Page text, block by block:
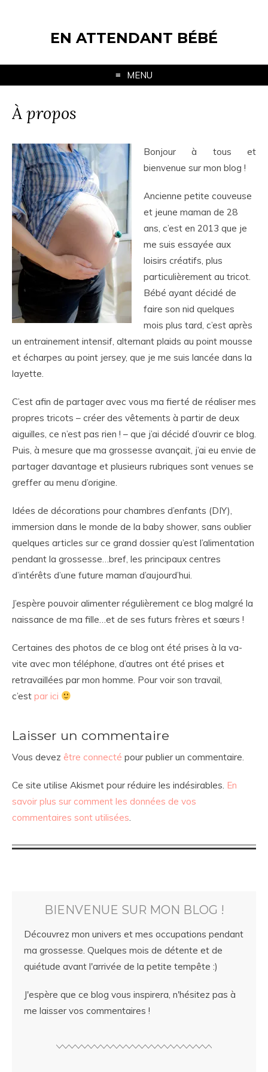
EN ATTENDANT BÉBÉ
MENU
À propos
Bonjour à tous et
bienvenue sur mon blog !
Ancienne petite couveuse
et jeune maman de 28
ans, c’est en 2013 que je
me suis essayée aux
loisirs créatifs, plus
particulièrement au tricot.
Bébé ayant décidé de
faire son nid quelques
mois plus tard, c’est après
un entrainement intensif, alternant plaids au point mousse
et écharpes au point jersey, que je me suis lancée dans la
layette.
C’est afin de partager avec vous ma fierté de réaliser mes
propres tricots – créer des vêtements à partir de deux
aiguilles, ce n’est pas rien ! – que j’ai décidé d’ouvrir ce blog.
Puis, à mesure que ma grossesse avançait, j’ai eu envie de
partager davantage et plusieurs rubriques sont venues se
greffer au menu d’origine.
Idées de décorations pour chambres d’enfants (DIY),
immersion dans le monde de la baby shower, sans oublier
quelques articles sur ce grand dossier qu’est l’alimentation
pendant la grossesse…bref, les principaux centres
d’intérêts d’une future maman d’aujourd’hui.
J’espère pouvoir alimenter régulièrement ce blog malgré la
naissance de ma fille…et de ses futurs frères et sœurs !
Certaines des photos de ce blog ont été prises à la va-
vite avec mon téléphone, d’autres ont été prises et
retravaillées par mon homme. Pour voir son travail,
c’est par ici
Laisser un commentaire
Vous devez être connecté pour publier un commentaire.
Ce site utilise Akismet pour réduire les indésirables. En
savoir plus sur comment les données de vos
commentaires sont utilisées.
BIENVENUE SUR MON BLOG !
Découvrez mon univers et mes occupations pendant
ma grossesse. Quelques mois de détente et de
quiétude avant l'arrivée de la petite tempête :)
J'espère que ce blog vous inspirera, n'hésitez pas à
me laisser vos commentaires !